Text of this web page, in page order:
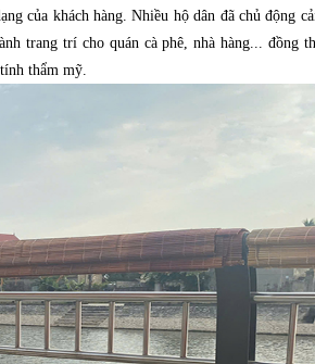
của khách hàng. Nhiều hộ dân đã chủ động
trang trí cho quán cà phê, nhà hàng... đồng
thẩm mỹ.